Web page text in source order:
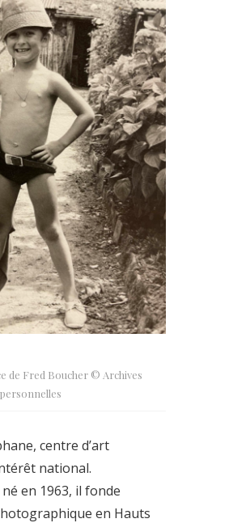
de Fred Boucher © Archives
personnelles
centre d’art
national.
en 1963, il fonde
en Hauts